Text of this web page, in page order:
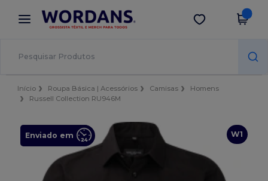
× App Wordans
Melhores preços na app!
Obter app
Início Roupa Básica | Acessórios Camisas
Homens
Russell Collection RU946M
W1
Enviado em